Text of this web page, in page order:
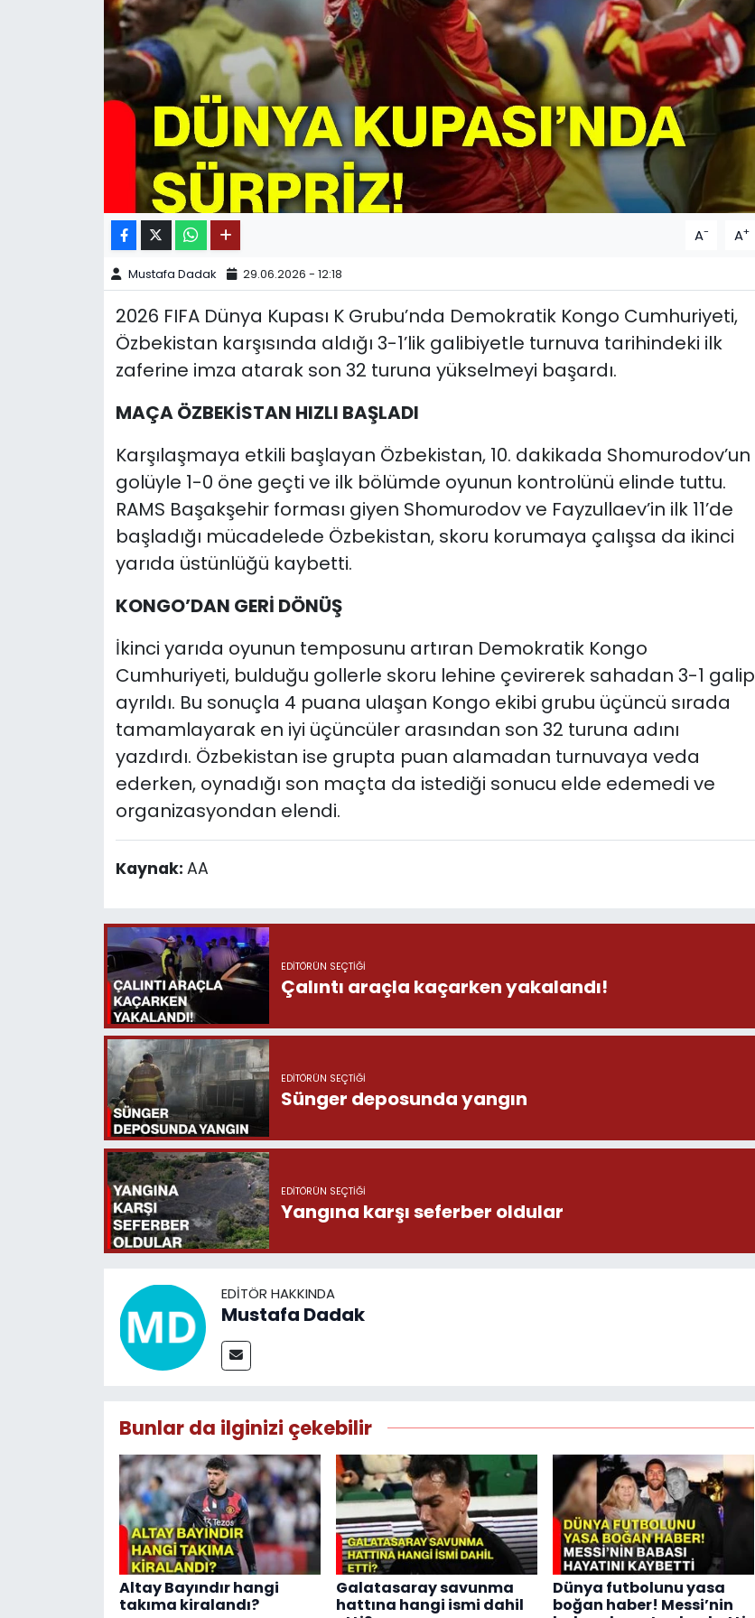
A- A+
Mustafa Dadak 29.06.2026 - 12:18
2026 FIFA Dünya Kupası K Grubu’nda Demokratik Kongo Cumhuriyeti,
Özbekistan karşısında aldığı 3-1’lik galibiyetle turnuva tarihindeki ilk
zaferine imza atarak son 32 turuna yükselmeyi başardı.
MAÇA ÖZBEKİSTAN HIZLI BAŞLADI
Karşılaşmaya etkili başlayan Özbekistan, 10. dakikada Shomurodov’un
golüyle 1-0 öne geçti ve ilk bölümde oyunun kontrolünü elinde tuttu.
RAMS Başakşehir forması giyen Shomurodov ve Fayzullaev’in ilk 11’de
başladığı mücadelede Özbekistan, skoru korumaya çalışsa da ikinci
yarıda üstünlüğü kaybetti.
KONGO’DAN GERİ DÖNÜŞ
İkinci yarıda oyunun temposunu artıran Demokratik Kongo
Cumhuriyeti, bulduğu gollerle skoru lehine çevirerek sahadan 3-1 galip
ayrıldı. Bu sonuçla 4 puana ulaşan Kongo ekibi grubu üçüncü sırada
tamamlayarak en iyi üçüncüler arasından son 32 turuna adını
yazdırdı. Özbekistan ise grupta puan alamadan turnuvaya veda
ederken, oynadığı son maçta da istediği sonucu elde edemedi ve
organizasyondan elendi.
Kaynak: AA
EDITÖRÜN SEÇTIĞI
Çalıntı araçla kaçarken yakalandı!
EDITÖRÜN SEÇTIĞI
Sünger deposunda yangın
EDITÖRÜN SEÇTIĞI
Yangına karşı seferber oldular
EDITÖR HAKKINDA
Mustafa Dadak
Bunlar da ilginizi çekebilir
Altay Bayındır hangi
takıma kiralandı?
Galatasaray savunma
hattına hangi ismi dahil
Dünya futbolunu yasa
boğan haber! Messi’nin
11:11 MANŞET